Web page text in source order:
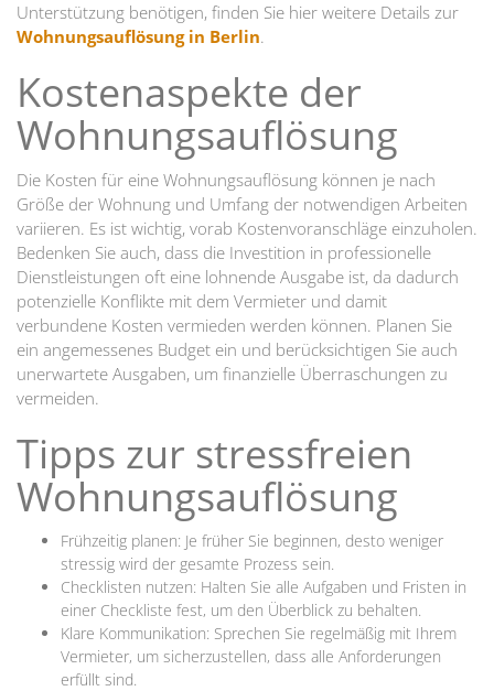
Unterstützung benötigen, finden Sie hier weitere Details zur
Wohnungsauflösung in Berlin.
Kostenaspekte der
Wohnungsauflösung
Die Kosten für eine Wohnungsauflösung können je nach
Größe der Wohnung und Umfang der notwendigen Arbeiten
variieren. Es ist wichtig, vorab Kostenvoranschläge einzuholen.
Bedenken Sie auch, dass die Investition in professionelle
Dienstleistungen oft eine lohnende Ausgabe ist, da dadurch
potenzielle Konflikte mit dem Vermieter und damit
verbundene Kosten vermieden werden können. Planen Sie
ein angemessenes Budget ein und berücksichtigen Sie auch
unerwartete Ausgaben, um finanzielle Überraschungen zu
vermeiden.
Tipps zur stressfreien
Wohnungsauflösung
Frühzeitig planen: Je früher Sie beginnen, desto weniger
stressig wird der gesamte Prozess sein.
Checklisten nutzen: Halten Sie alle Aufgaben und Fristen in
einer Checkliste fest, um den Überblick zu behalten.
Klare Kommunikation: Sprechen Sie regelmäßig mit Ihrem
Vermieter, um sicherzustellen, dass alle Anforderungen
erfüllt sind.